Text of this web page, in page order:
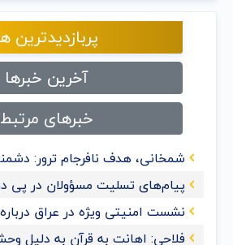
پربازدیدترین
آخرین خبرها
خبرهای مرتبط
شمخانی، هدف نافرجام ترور:
پیام‌های تسلیت مسؤولان در پی
نشست امنیتی ویژه در عراق
فلاحی: اهانت به قرآن‌ به دلیل